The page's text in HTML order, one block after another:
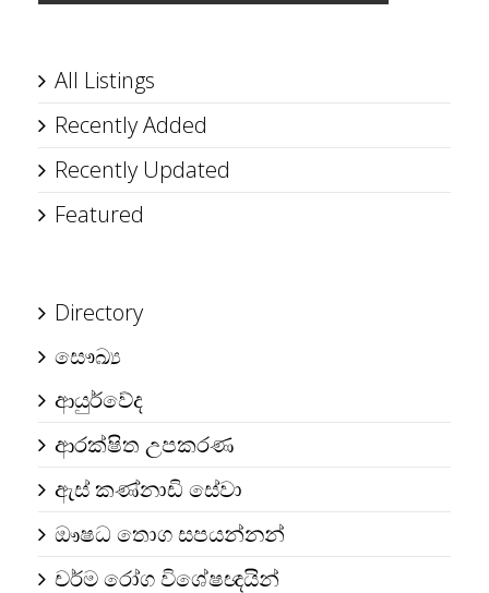
All Listings
Recently Added
Recently Updated
Featured
Directory
සෞඛ්‍ය
ආයුර්වේද
ආරක්ෂිත උපකරණ
ඇස් කණ්නාඩි සේවා
ඖෂධ තොග සපයන්නන්
චර්ම රෝග විශේෂඥයින්